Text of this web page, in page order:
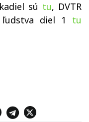
sú tu, DVTR
diel 1 tu